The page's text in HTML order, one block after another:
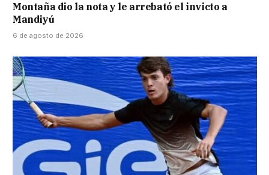
Montaña dio la nota y le arrebató el invicto a
Mandiyú
6 de agosto de 2026